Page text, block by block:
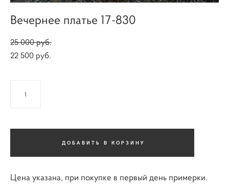
Вечернее платье 17-830
25 000 pуб.
22 500 pуб.
ДОБАВИТЬ В КОРЗИНУ
Цена указана, при покупке в первый день примерки.